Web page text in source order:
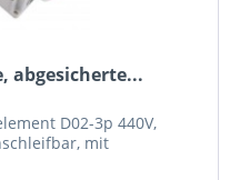
abgesicherte...
D02-3p 440V,
mit